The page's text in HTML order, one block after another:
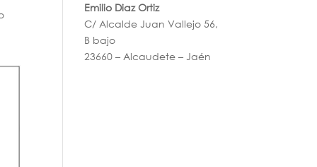
Emilio Diaz Ortiz
C/ Alcalde Juan Vallejo 56,
B bajo
23660 – Alcaudete – Jaén